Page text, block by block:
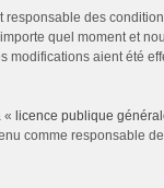
des
quel moment et
aient été
« licence publique
comme responsable